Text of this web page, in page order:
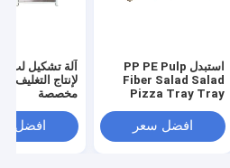
استبدل PP PE Pulp
Fiber Salad Salad
Pizza Tray Tray
افضل سعر
آلة تشكيل لب
لإنتاج التغليف
مخصصة
افضل